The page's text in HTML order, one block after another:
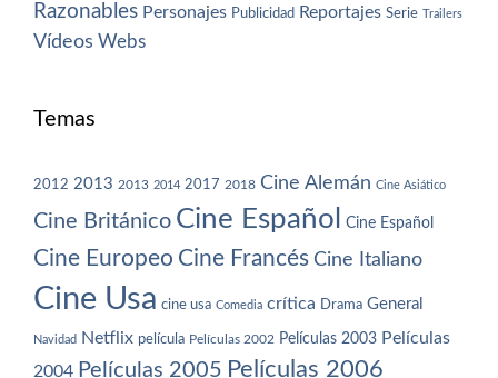
Razonables Personajes Publicidad Reportajes Serie Trailers
Vídeos Webs
Temas
2012 2013 2013 2014 2017 2018 Cine Alemán Cine Asiático
Cine Británico Cine Español Cine Español
Cine Europeo Cine Francés Cine Italiano
Cine Usa cine usa Comedia crítica Drama General
Navidad Netflix película Películas 2002 Películas 2003 Películas
2004 Películas 2005 Películas 2006